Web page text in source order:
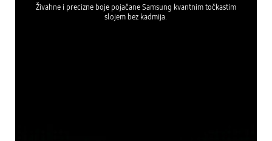
Živahne i precizne boje pojačane Samsung kvantnim točkastim
slojem bez kadmija.